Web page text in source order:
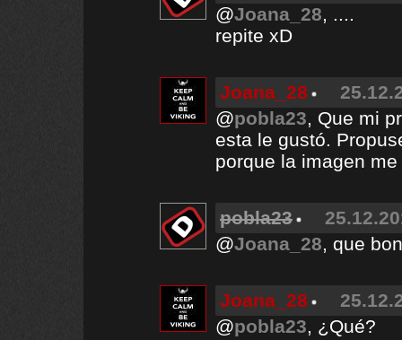
@Joana_28, ....
repite xD
Joana_28
@pobla23, Que mi
esta le gustó.
porque la imagen
pobla23
@Joana_28, que
Joana_28
@pobla23, ¿Qué?